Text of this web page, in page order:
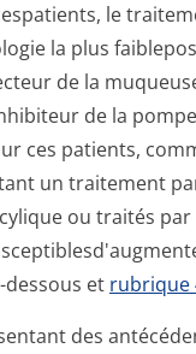
le
la plus
de la
de la
ces patients,
un traitement
ou traités
et rubrique
des